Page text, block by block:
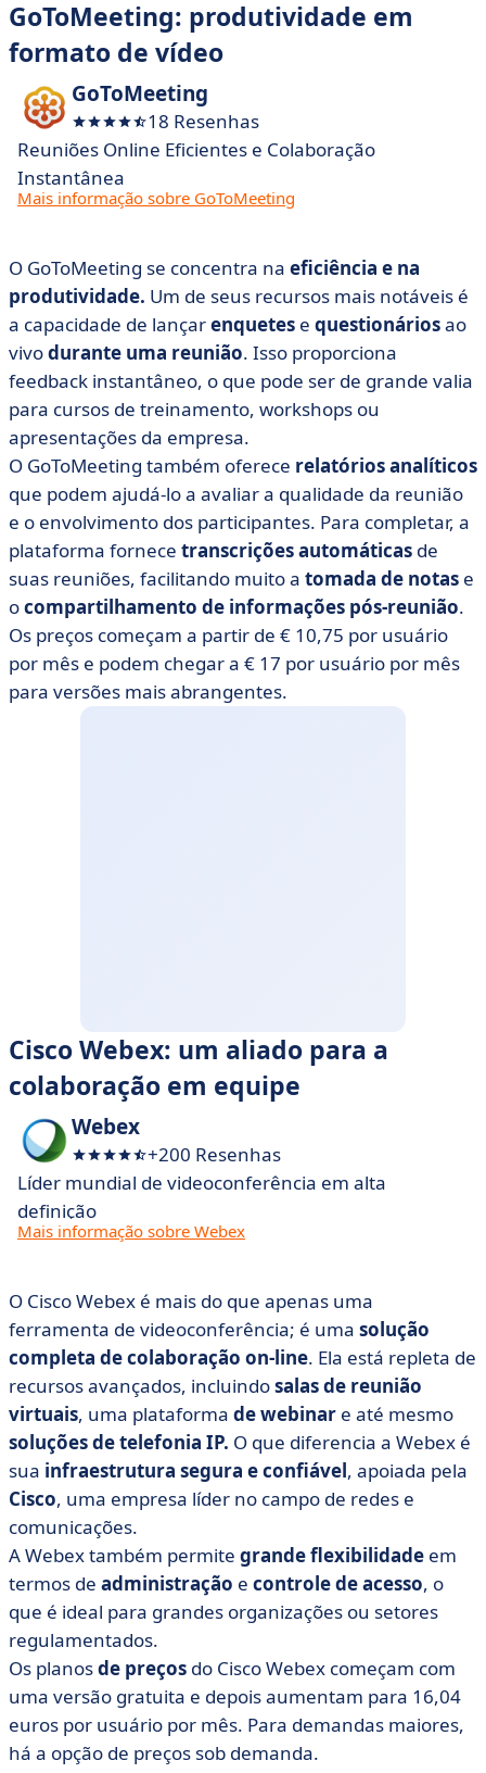
GoToMeeting: produtividade em
formato de vídeo
GoToMeeting
18 Resenhas
Reuniões Online Eficientes e Colaboração
Instantânea
Mais informação sobre GoToMeeting
O GoToMeeting se concentra na eficiência e na
produtividade. Um de seus recursos mais notáveis é
a capacidade de lançarenquetes e questionáriosao
vivodurante uma reunião. Isso proporciona
feedback instantâneo, o que pode ser de grande valia
para cursos de treinamento, workshops ou
apresentações da empresa.
O GoToMeeting também oferece relatórios analíticos
que podem ajudá-lo a avaliar a qualidade da reunião
e o envolvimento dos participantes. Para completar, a
plataforma fornece transcrições automáticas de
suas reuniões, facilitando muito a tomada de notas e
ocompartilhamento de informações pós-reunião.
Os preços começam a partir de € 10,75 por usuário
por mês e podem chegar a € 17 por usuário por mês
para versões mais abrangentes.
Cisco Webex: um aliado para a
colaboração em equipe
Webex
+200 Resenhas
Líder mundial de videoconferência em alta
definição
Mais informação sobre Webex
O Cisco Webex é mais do que apenas uma
ferramenta de videoconferência; é uma solução
completa de colaboração on-line. Ela está repleta de
recursos avançados, incluindosalas de reunião
virtuais, uma plataforma de webinar e até mesmo
soluções de telefonia IP. O que diferencia a Webex é
sua infraestrutura segura e confiável, apoiada pela
Cisco, uma empresa líder no campo de redes e
comunicações.
A Webex também permite grande flexibilidade em
termos de administração e controle de acesso, o
que é ideal para grandes organizações ou setores
regulamentados.
Os planosde preços do Cisco Webex começam com
uma versão gratuita e depois aumentam para 16,04
euros por usuário por mês. Para demandas maiores,
há a opção de preços sob demanda.